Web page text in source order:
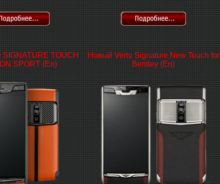
TOUCH
SPORT (En)
Новый Vertu Signature New Touch for
Bentley (En)